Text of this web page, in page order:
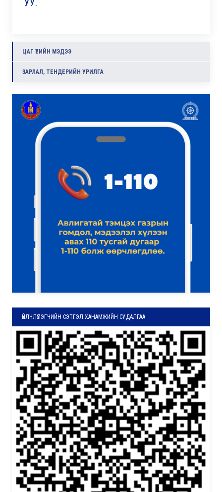
УУ.
ЦАГ ҮЕИЙН МЭДЭЭ
ЗАРЛАЛ, ТЕНДЕРИЙН УРИЛГА
ҮЙЛЧЛҮҮЛЭГЧИЙН СЭТГЭЛ ХАНАМЖИЙН СУДАЛГАА